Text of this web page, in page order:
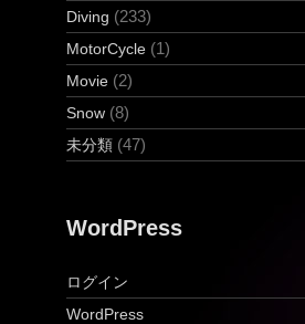
Diving (233)
MotorCycle (1)
Movie (2)
Snow (8)
未分類 (47)
WordPress
ログイン
WordPress